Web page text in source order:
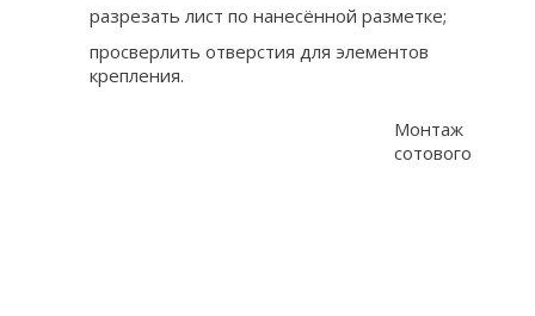
разрезать лист по нанесённой разметке;
просверлить отверстия для элементов
крепления.
Монтаж
сотового